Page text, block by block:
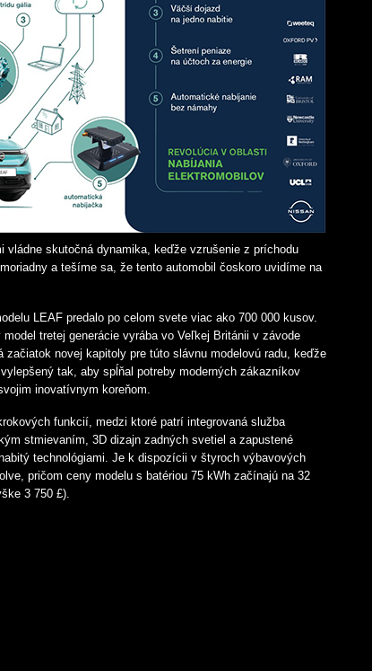
vládne skutočná dynamika, keďže vzrušenie z príchodu
a tešíme sa, že tento automobil čoskoro uvidíme na
LEAF predalo po celom svete viac ako 700 000 kusov.
tretej generácie vyrába vo Veľkej Británii v závode
začiatok novej kapitoly pre túto slávnu modelovú radu, keďže
tak, aby spĺňal potreby moderných zákazníkov
inovatívnym koreňom.
funkcií, medzi ktoré patrí integrovaná služba
stmievaním, 3D dizajn zadných svetiel a zapustené
technológiami. Je k dispozícii v štyroch výbavových
pričom ceny modelu s batériou 75 kWh začínajú na 32
3 750 £).